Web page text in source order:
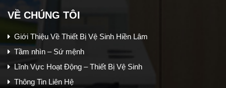
VỀ CHÚNG TÔI
Giới Thiệu Về Thiết Bị Vệ Sinh Hiền Lâm
Tầm nhìn – Sứ mệnh
Lĩnh Vực Hoạt Động – Thiết Bị Vệ Sinh
Thông Tin Liên Hệ